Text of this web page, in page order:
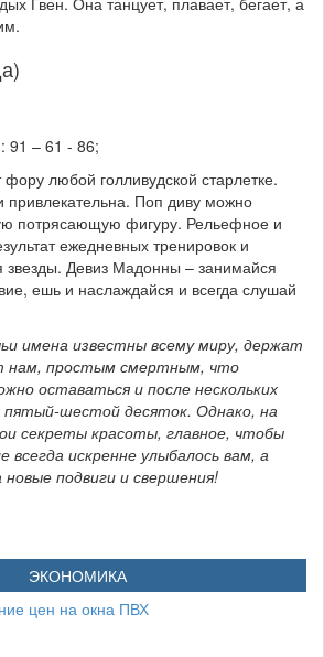
: 91 – 61 - 86;
любой голливудской старлетке.
привлекательна. Поп диву можно
потрясающую фигуру. Рельефное и
ежедневных тренировок и
звезды. Девиз Мадонны – занимайся
ешь и наслаждайся и всегда слушай
имена известны всему миру, держат
нам, простым смертным, что
оставаться и после нескольких
пятый-шестой десяток. Однако, на
секреты красоты, главное, чтобы
всегда искренне улыбалось вам, а
новые подвиги и свершения!
ЭКОНОМИКА
цен на окна ПВХ